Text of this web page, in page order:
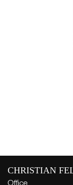
CHRISTIAN
Office